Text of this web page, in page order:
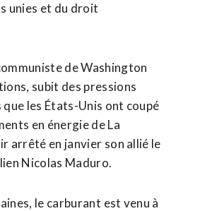
⁠unies et du droit
de Washington
subit des pressions
les États-Unis ont coupé
en énergie de La
arrêté en janvier ⁠son ‌allié le
Nicolas Maduro.
le carburant ⁠est venu à